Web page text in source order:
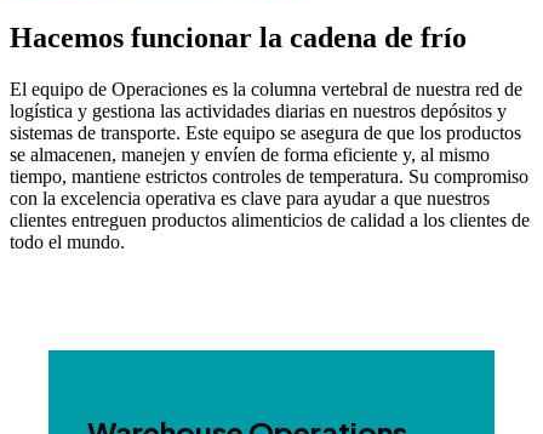
Hacemos funcionar la cadena de frío
El equipo de Operaciones es la columna vertebral de nuestra red de
logística y gestiona las actividades diarias en nuestros depósitos y
sistemas de transporte. Este equipo se asegura de que los productos
se almacenen, manejen y envíen de forma eficiente y, al mismo
tiempo, mantiene estrictos controles de temperatura. Su compromiso
con la excelencia operativa es clave para ayudar a que nuestros
clientes entreguen productos alimenticios de calidad a los clientes de
todo el mundo.